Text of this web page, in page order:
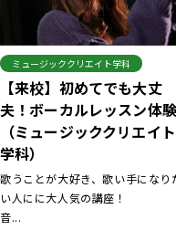
ミュージッククリエイト学科
【来校】初めてでも大丈
夫！ボーカルレッスン体験
（ミュージッククリエイト
学科）
歌うことが大好き、歌い手になり
い人にに大人気の講座！
音...